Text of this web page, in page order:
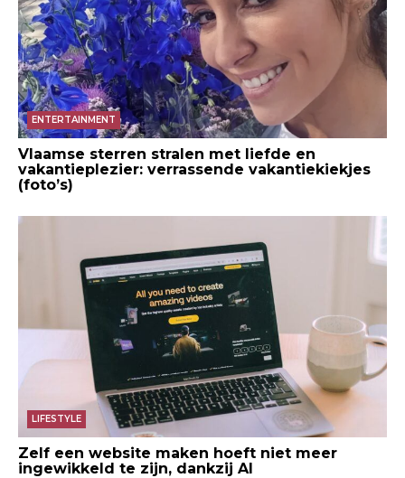
ENTERTAINMENT
Vlaamse sterren stralen met liefde en
vakantieplezier: verrassende vakantiekiekjes
(foto’s)
LIFESTYLE
Zelf een website maken hoeft niet meer
ingewikkeld te zijn, dankzij AI